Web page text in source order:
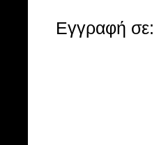
Εγγραφή σε: